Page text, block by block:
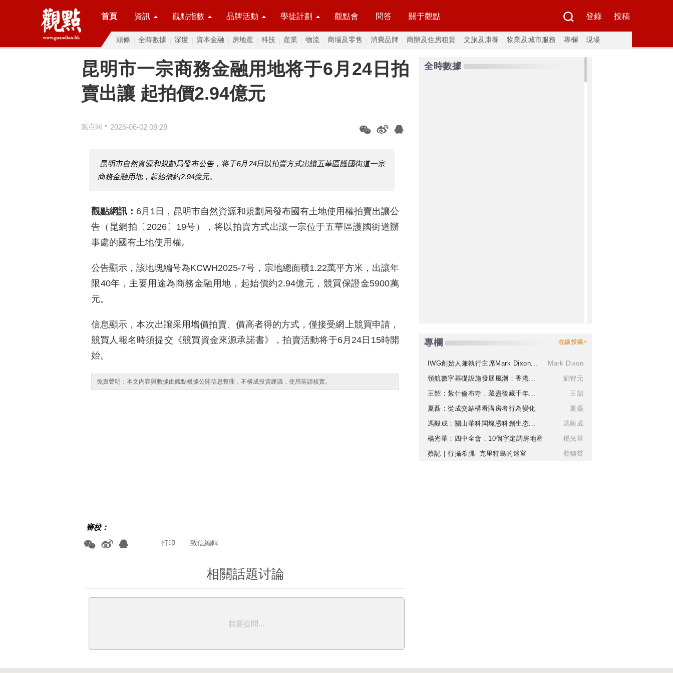
首頁 資訊 觀點指數 品牌活動 學徒計劃 觀點會 問答 關于觀點 登錄 投稿
頭條 全時數據 深度 資本金融 房地産 科技 産業 物流 商場及零售 消費品牌 商辦及住房租賃 文旅及康養 物業及城市服務 專欄 現場
昆明市一宗商務金融用地将于6月24日拍
賣出讓 起拍價2.94億元
观点网 • 2026-06-02 08:28
昆明市自然資源和規劃局發布公告，将于6月24日以拍賣方式出讓五華區護國街道一宗
商務金融用地，起始價約2.94億元。
觀點網訊： 6月1日，昆明市自然資源和規劃局發布國有土地使用權拍賣出讓公
告（昆網拍〔2026〕19号），将以拍賣方式出讓一宗位于五華區護國街道辦
事處的國有土地使用權。
公告顯示，該地塊編号為KCWH2025-7号，宗地總面積1.22萬平方米，出讓年
限40年，主要用途為商務金融用地，起始價約2.94億元，競買保證金5900萬
元。
信息顯示，本次出讓采用增價拍賣、價高者得的方式，僅接受網上競買申請，
競買人報名時須提交《競買資金來源承諾書》，拍賣活動将于6月24日15時開
始。
免責聲明：本文内容與數據由觀點根據公開信息整理，不構成投資建議，使用前請核實。
審校：
致信編輯
打印
相關話題讨論
我要提問...
全時數據
專欄 在線投稿+
IWG創始人兼執行主席Mark Dixon...
Mark Dixon
領航數字基礎設施發展風潮：香港...
劉智元
王韶：紮什倫布寺，藏盡後藏千年...
王韶
夏磊：從成交結構看購房者行為變化
夏磊
馮毅成：關山華科闆塊憑科創生态...
馮毅成
楊光華：四中全會，10個字定調房地産
楊光華
蔡記｜行攝希臘· 克里特島的迷宮
蔡穗聲